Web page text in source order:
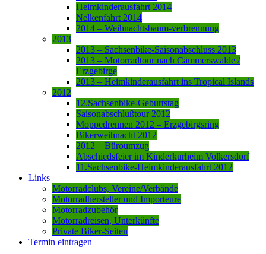
Heimkinderausfahrt 2014
Nelkenfahrt 2014
2014 – Weihnachtsbaum-verbrennung
2013
2013 – Sachsenbike-Saisonabschluss 2013
2013 – Motorradtour nach Cämmerswalde /
Erzgebirge
2013 – Heimkinderausfahrt ins Tropical Islands
2012
12.Sachsenbike-Geburtstag
Saisonabschlußtour 2012
Moppedrennen 2012 – Erzgebirgsring
Bikerweihnacht 2012
2012 – Büroumzug
Abschiedsfeier im Kinderkurheim Volkersdorf
11.Sachsenbike-Heimkinderausfahrt 2012
Links
Motorradclubs, Vereine/Verbände
Motorradhersteller und Importeure
Motorradzubehör
Motorradreisen, Unterkünfte
Private Biker-Seiten
Termin eintragen